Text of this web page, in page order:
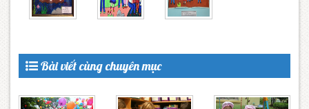
Bài viết cùng chuyên mục